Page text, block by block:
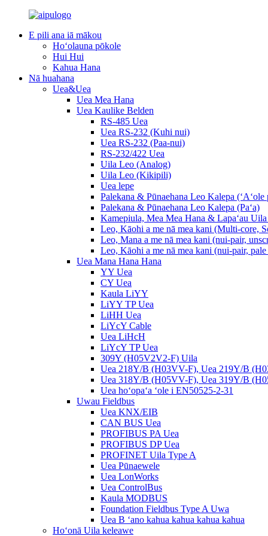
E pili ana iā mākou
Hoʻolauna pōkole
Hui Hui
Kahua Hana
Nā huahana
Uea&Uea
Uea Mea Hana
Uea Kaulike Belden
RS-485 Uea
Uea RS-232 (Kuhi nui)
Uea RS-232 (Paa-nui)
RS-232/422 Uea
Uila Leo (Analog)
Uila Leo (Kikipili)
Uea lepe
Palekana & Pūnaehana Leo Kalepa (ʻAʻole
Palekana & Pūnaehana Leo Kalepa (Paʻa)
Kamepiula, Mea Mea Hana & Lapaʻau
Leo, Kāohi a me nā mea kani (Multi-core,
Leo, Mana a me nā mea kani (nui-pair,
Leo, Kāohi a me nā mea kani (nui-pair, pale
Uea Mana Hana Hana
YY Uea
CY Uea
Kaula LiYY
LiYY TP Uea
LiHH Uea
LiYcY Cable
Uea LiHcH
LiYcY TP Uea
309Y (H05V2V2-F) Uila
Uea 218Y/B (H03VV-F), Uea 219Y/B
Uea 318Y/B (H05VV-F), Uea 319Y/B
Uea hoʻopaʻa ʻole i EN50525-2-31
Uwau Fieldbus
Uea KNX/EIB
CAN BUS Uea
PROFIBUS PA Uea
PROFIBUS DP Uea
PROFINET Uila Type A
Uea Pūnaewele
Uea LonWorks
Uea ControlBus
Kaula MODBUS
Foundation Fieldbus Type A Uwa
Uea B ʻano kahua kahua kahua kahua
Hoʻonā Uila keleawe